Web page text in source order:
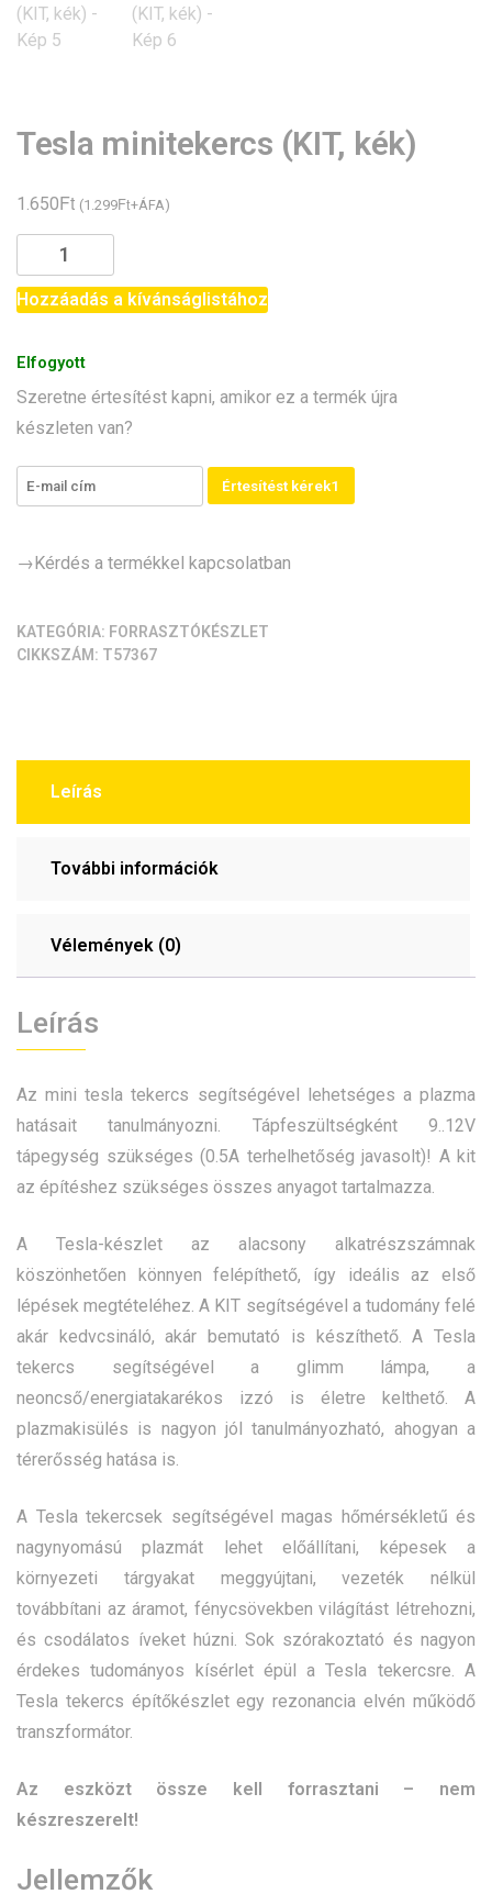
Tesla minitekercs (KIT, kék)
1.650Ft (1.299Ft+ÁFA)
minitekercs
(KIT,
Hozzáadás a kívánságlistához
Elfogyott
Szeretne értesítést kapni, amikor ez a termék újra
készleten van?
Értesítést kérek1
→Kérdés a termékkel kapcsolatban
KATEGÓRIA: FORRASZTÓKÉSZLET
CIKKSZÁM: T57367
Leírás
További információk
Vélemények (0)
Leírás
Az mini tesla tekercs segítségével lehetséges a plazma
hatásait tanulmányozni. Tápfeszültségként 9..12V
tápegység szükséges (0.5A terhelhetőség javasolt)! A kit
az építéshez szükséges összes anyagot tartalmazza.
A Tesla-készlet az alacsony alkatrészszámnak
köszönhetően könnyen felépíthető, így ideális az első
lépések megtételéhez. A KIT segítségével a tudomány felé
akár kedvcsináló, akár bemutató is készíthető. A Tesla
tekercs segítségével a glimm lámpa, a
neoncső/energiatakarékos izzó is életre kelthető. A
plazmakisülés is nagyon jól tanulmányozható, ahogyan a
térerősség hatása is.
A Tesla tekercsek segítségével magas hőmérsékletű és
nagynyomású plazmát lehet előállítani, képesek a
környezeti tárgyakat meggyújtani, vezeték nélkül
továbbítani az áramot, fénycsövekben világítást létrehozni,
és csodálatos íveket húzni. Sok szórakoztató és nagyon
érdekes tudományos kísérlet épül a Tesla tekercsre. A
Tesla tekercs építőkészlet egy rezonancia elvén működő
transzformátor.
Az eszközt össze kell forrasztani – nem
készreszerelt!
Jellemzők